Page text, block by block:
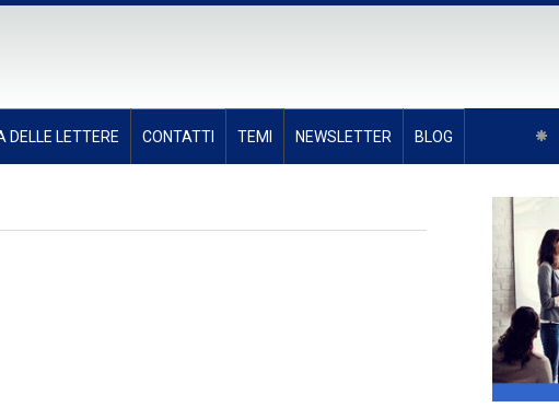
DELLE LETTERE CONTATTI TEMI NEWSLETTER BLOG